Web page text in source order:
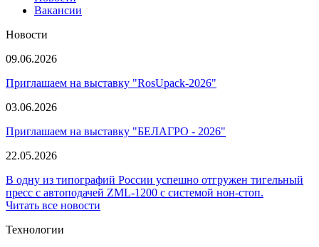
Вакансии
Новости
09.06.2026
Приглашаем на выставку "RosUpack-2026"
03.06.2026
Приглашаем на выставку "БЕЛАГРО - 2026"
22.05.2026
В одну из типографий России успешно отгружен тигельный
пресс с автоподачей ZML-1200 с системой нон-стоп.
Читать все новости
Технологии